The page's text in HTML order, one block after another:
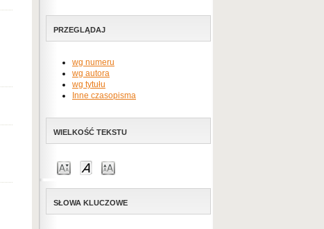
PRZEGLĄDAJ
wg numeru
wg autora
wg tytułu
Inne czasopisma
WIELKOŚĆ TEKSTU
SŁOWA KLUCZOWE